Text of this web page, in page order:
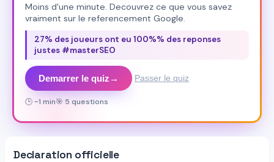
Moins d'une minute. Decouvrez ce que vous savez
vraiment sur le referencement Google.
27% des joueurs ont eu 100%% des reponses
justes #masterSEO
Demarrer le quiz → Passer le quiz
🕒 ~1 min🎯 5 questions
Declaration officielle